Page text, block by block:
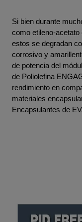
Si bien durante
como etileno-
estos se degradan
corrosivo y
de potencia del
de Poliolefina
rendimiento en
materiales
Encapsulantes de